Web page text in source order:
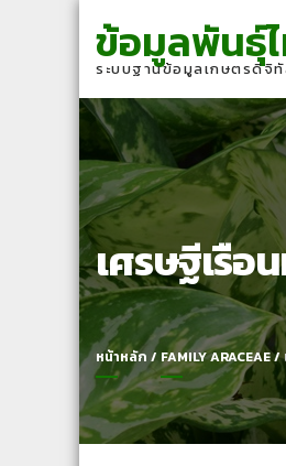
navigation
content
ข้อมูลพันธุ์
ระบบฐานข้อมูลเกษตรดิจิ
เศรษฐีเรือ
หน้าหลัก / FAMILY ARACEAE/